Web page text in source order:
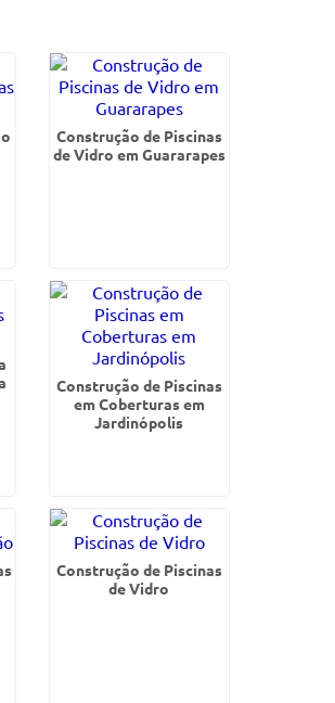
Construção de Piscinas
de Vidro em Guararapes
Construção de Piscinas
em Coberturas em
Jardinópolis
Construção de Piscinas
de Vidro